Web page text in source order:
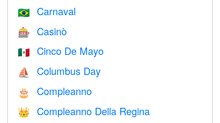
🇧🇷 Carnaval
🎰 Casinò
🇲🇽 Cinco De Mayo
⛵️ Columbus Day
🎂 Compleanno
👑 Compleanno Della Regina